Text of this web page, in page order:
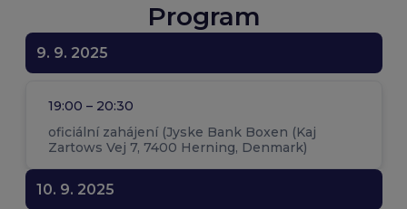
Program
9. 9. 2025
19:00 – 20:30
oficiální zahájení (Jyske Bank Boxen (Kaj
Zartows Vej 7, 7400 Herning, Denmark)
10. 9. 2025